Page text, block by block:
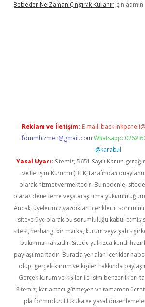
Bebekler Ne Zaman Çıngırak Kullanır için admin
Reklam ve İletişim: E-mail:
forumhizmeti@gmail.com Whatsapp: 0262
@karabul
Yasal Uyarı: Sitemiz, 5651 Sayılı Kanun
ve İletişim Kurumu (BTK) tarafından
olarak hizmet vermektedir. Bu nedenle,
olarak denetleme veya araştırma
Ancak, üyelerimiz yazdıkları içeriklerin
siteye üye olarak bu sorumluluğu kabul etmiş
sitesi, herhangi bir marka, kurum veya şahıs
bulunmamaktadır. Sitede yalnızca kendi
paylaşılmaktadır. Burada yer alan içerikler
olup, gerçek kurum ve kişiler hakkında
Gerçek kurum ve kişiler ile isim benzerlikleri
Sitemiz, kar amacı gütmeyen ve tamamen
platformudur. Hukuka ve yasal